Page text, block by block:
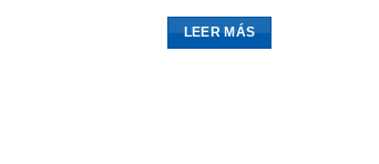
LEER MÁS